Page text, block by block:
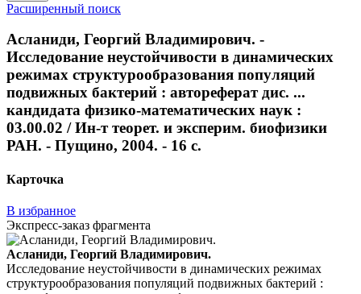
Расширенный поиск
Асланиди, Георгий Владимирович. -
Исследование неустойчивости в динамических
режимах структурообразования популяций
подвижных бактерий : автореферат дис. ...
кандидата физико-математических наук :
03.00.02 / Ин-т теорет. и эксперим. биофизики
РАН. - Пущино, 2004. - 16 с.
Карточка
В избранное
Экспресс-заказ фрагмента
Асланиди, Георгий Владимирович.
Исследование неустойчивости в динамических режимах
структурообразования популяций подвижных бактерий :